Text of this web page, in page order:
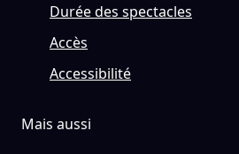
Durée des spectacles
Accès
Accessibilité
Mais aussi